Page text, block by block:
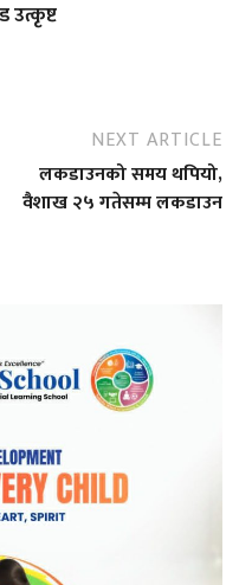
उत्कृष्ट
NEXT ARTICLE
लकडाउनको समय थपियो,
वैशाख २५ गतेसम्म लकडाउन